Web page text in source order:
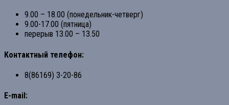
9.00 – 18.00 (понедельник-четверг)
9.00-17.00 (пятница)
перерыв 13.00 – 13.50
Контактный телефон:
8(86169) 3-20-86
E-mail: